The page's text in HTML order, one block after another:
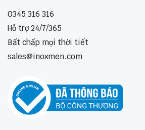
0345 316 316
Hỗ trợ 24/7/365
Bất chấp mọi thời tiết
sales@inoxmen.com